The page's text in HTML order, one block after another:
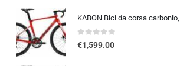
0out of 5
€1,599.00